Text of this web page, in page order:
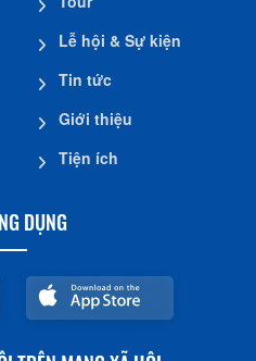
Lễ hội & Sự kiện
Tin tức
Giới thiệu
Tiện ích
DỤNG